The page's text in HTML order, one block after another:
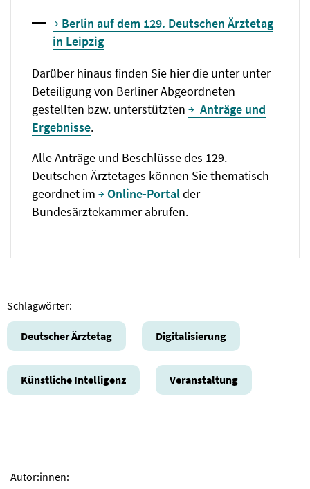
Berlin auf dem 129. Deutschen Ärztetag
in Leipzig
Darüber hinaus finden Sie hier die unter unter
Beteiligung von Berliner Abgeordneten
gestellten bzw. unterstützten
Anträge und
Ergebnisse.
Alle Anträge und Beschlüsse des 129.
Deutschen Ärztetages können Sie thematisch
geordnet im
Online-Portalder
Bundesärztekammer abrufen.
Schlagwörter:
Deutscher Ärztetag Digitalisierung
Künstliche Intelligenz Veranstaltung
Autor:innen: